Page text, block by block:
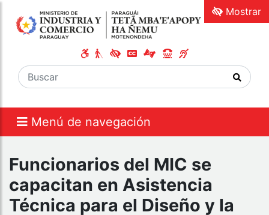
Menú de navegación
Mostrar
Funcionarios del MIC se
capacitan en Asistencia
Técnica para el Diseño y la